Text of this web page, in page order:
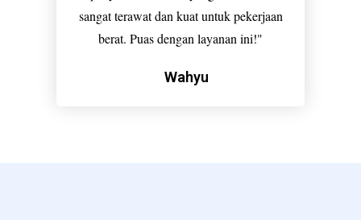
sangat terawat dan kuat untuk pekerjaan
berat. Puas dengan layanan ini!"
Wahyu